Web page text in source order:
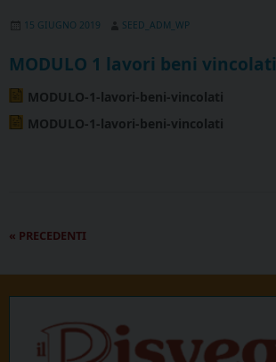
15 GIUGNO 2019 SEED_ADM_WP
MODULO 1 lavori beni vincolati
MODULO-1-lavori-beni-vincolati
MODULO-1-lavori-beni-vincolati
P
s
« PRECEDENTI